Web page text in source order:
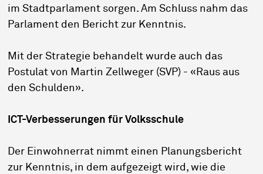
im Stadtparlament sorgen. Am Schluss nahm das
Parlament den Bericht zur Kenntnis.
Mit der Strategie behandelt wurde auch das
Postulat von Martin Zellweger (SVP) - «Raus aus
den Schulden».
ICT-Verbesserungen für Volksschule
Der Einwohnerrat nimmt einen Planungsbericht
zur Kenntnis, in dem aufgezeigt wird, wie die